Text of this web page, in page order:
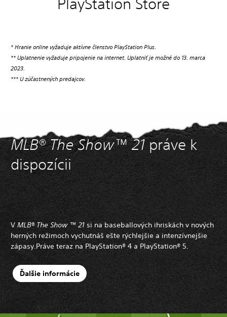
PlayStation Store
* Hranie online vyžaduje aktívne členstvo PlayStation Plus.
** Uplatnenie vyžaduje pripojenie na internet. Uplatniť je možné do 13. marca
2023.
*** U zúčastnených predajcov.
MLB® The Show™ 21práve k
dispozícii
V MLB® The Show ™ 21 si na baseballových ihriskách v nových
herných režimoch vychutnáš ešte rýchlejšie a intenzívnejšie
zápasy. Práve teraz na PlayStation® 4 a PlayStation® 5.
Ďalšie informácie